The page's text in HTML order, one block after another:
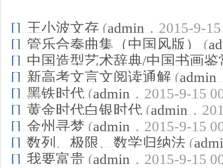
[] 王小波文存 (admin ，2015-9-
[] 管乐合奏曲集（中国风版） (
[] 中国造型艺术辞典/中国书画
00)
[] 新高考文言文阅读通解 (admin
[] 黑铁时代 (admin ，2015-9-15
[] 黄金时代白银时代 (admin ，
[] 金州寻梦 (admin ，2015-9-15
[] 数列、极限、数学归纳法 (
[] 我要富贵 (admin ，2015-9-15